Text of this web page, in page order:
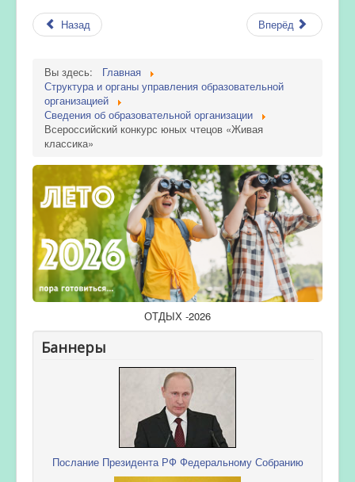
Назад Вперёд
Вы здесь:
Главная
Структура и органы управления образовательной
организацией
Сведения об образовательной организации
Всероссийский конкурс юных чтецов «Живая
классика»
ОТДЫХ -2026
Баннеры
Послание Президента РФ Федеральному Собранию